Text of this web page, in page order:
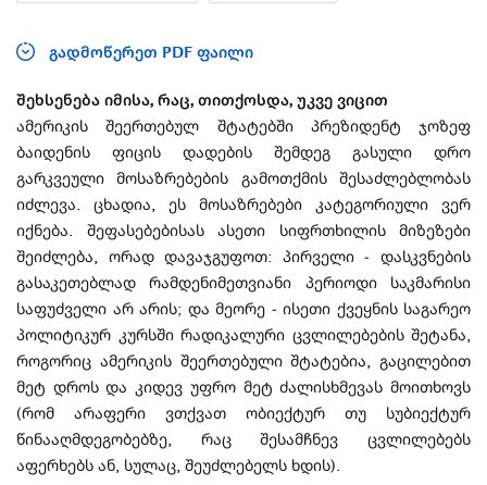
გადმოწერეთ PDF ფაილი
შეხსენება იმისა, რაც, თითქოსდა, უკვე ვიცით
ამერიკის შეერთებულ შტატებში პრეზიდენტ ჯოზეფ
ბაიდენის ფიცის დადების შემდეგ გასული დრო
გარკვეული მოსაზრებების გამოთქმის შესაძლებლობას
იძლევა. ცხადია, ეს მოსაზრებები კატეგორიული ვერ
იქნება. შეფასებებისას ასეთი სიფრთხილის მიზეზები
შეიძლება, ორად დავაჯგუფოთ: პირველი - დასკვნების
გასაკეთებლად რამდენიმეთვიანი პერიოდი საკმარისი
საფუძველი არ არის; და მეორე - ისეთი ქვეყნის საგარეო
პოლიტიკურ კურსში რადიკალური ცვლილებების შეტანა,
როგორიც ამერიკის შეერთებული შტატებია, გაცილებით
მეტ დროს და კიდევ უფრო მეტ ძალისხმევას მოითხოვს
(რომ არაფერი ვთქვათ ობიექტურ თუ სუბიექტურ
წინააღმდეგობებზე, რაც შესამჩნევ ცვლილებებს
აფერხებს ან, სულაც, შეუძლებელს ხდის).